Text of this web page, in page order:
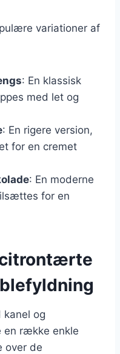
variationer af
: En klassisk
med let og
: En rigere version,
for en cremet
: En moderne
for en
og
en række enkle
over de